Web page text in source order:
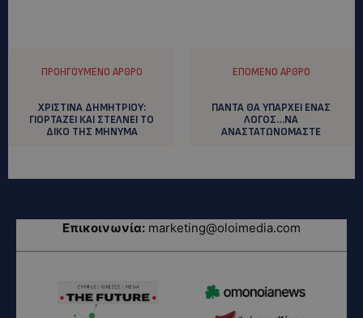
ΠΡΟΗΓΟΎΜΕΝΟ ΆΡΘΡΟ
ΧΡΙΣΤΙΝΑ ΔΗΜΗΤΡΙΟΥ:
ΓΙΟΡΤΑΖΕΙ ΚΑΙ ΣΤΕΛΝΕΙ ΤΟ
ΔΙΚΟ ΤΗΣ ΜΗΝΥΜΑ
ΕΠΌΜΕΝΟ ΆΡΘΡΟ
ΠΑΝΤΑ ΘΑ ΥΠΑΡΧΕΙ ΕΝΑΣ
ΛΟΓΟΣ…ΝΑ
ΑΝΑΣΤΑΤΩΝΟΜΑΣΤΕ
Επικοινωνία: marketing@oloimedia.com